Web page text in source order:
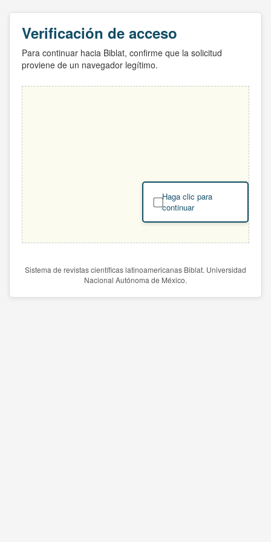
Verificación de acceso
Para continuar hacia Biblat, confirme que la solicitud
proviene de un navegador legítimo.
Haga clic para
continuar
Sistema de revistas científicas latinoamericanas Biblat. Universidad
Nacional Autónoma de México.